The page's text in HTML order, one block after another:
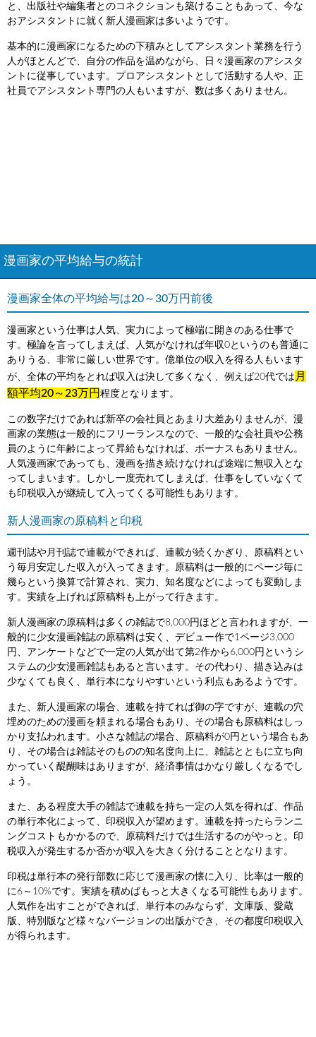
と、出版社や編集者とのコネクションも築けることもあって、今な
おアシスタントに就く新人漫画家は多いようです。
基本的に漫画家になるための下積みとしてアシスタント業務を行う
人がほとんどで、自分の作品を温めながら、日々漫画家のアシスタ
ントに従事しています。プロアシスタントとして活動する人や、正
社員でアシスタント専門の人もいますが、数は多くありません。
漫画家の平均給与の統計
漫画家全体の平均給与は20～30万円前後
漫画家という仕事は人気、実力によって極端に開きのある仕事で
す。極論を言ってしまえば、人気がなければ年収0というのも普通に
ありうる、非常に厳しい世界です。億単位の収入を得る人もいます
が、全体の平均をとれば収入は決して多くなく、例えば20代では 月
額平均20～23万円 程度となります。
この数字だけであれば新卒の会社員とあまり大差ありませんが、漫
画家の業態は一般的にフリーランスなので、一般的な会社員や公務
員のように年齢によって昇給もなければ、ボーナスもありません。
人気漫画家であっても、漫画を描き続けなければ途端に無収入とな
ってしまいます。しかし一度売れてしまえば、仕事をしていなくて
も印税収入が継続して入ってくる可能性もあります。
新人漫画家の原稿料と印税
週刊誌や月刊誌で連載ができれば、連載が続くかぎり、原稿料とい
う毎月安定した収入が入ってきます。原稿料は一般的にページ毎に
幾らという換算で計算され、実力、知名度などによっても変動しま
す。実績を上げれば原稿料も上がって行きます。
新人漫画家の原稿料は多くの雑誌で8,000円ほどと言われますが、一
般的に少女漫画雑誌の原稿料は安く、デビュー作で1ページ3,000
円、アンケートなどで一定の人気が出て第2作から6,000円というシ
ステムの少女漫画雑誌もあると言います。その代わり、描き込みは
少なくても良く、単行本になりやすいという利点もあるようです。
また、新人漫画家の場合、連載を持てれば御の字ですが、連載の穴
埋めのための漫画を頼まれる場合もあり、その場合も原稿料はしっ
かり支払われます。小さな雑誌の場合、原稿料が0円という場合もあ
り、その場合は雑誌そのものの知名度向上に、雑誌とともに立ち向
かっていく醍醐味はありますが、経済事情はかなり厳しくなるでし
ょう。
また、ある程度大手の雑誌で連載を持ち一定の人気を得れば、作品
の単行本化によって、印税収入が望めます。連載を持ったらランニ
ングコストもかかるので、原稿料だけでは生活するのがやっと。印
税収入が発生するか否かが収入を大きく分けることとなります。
印税は単行本の発行部数に応じて漫画家の懐に入り、比率は一般的
に6～10%です。実績を積めばもっと大きくなる可能性もあります。
人気作を出すことができれば、単行本のみならず、文庫版、愛蔵
版、特別版など様々なバージョンの出版ができ、その都度印税収入
が得られます。